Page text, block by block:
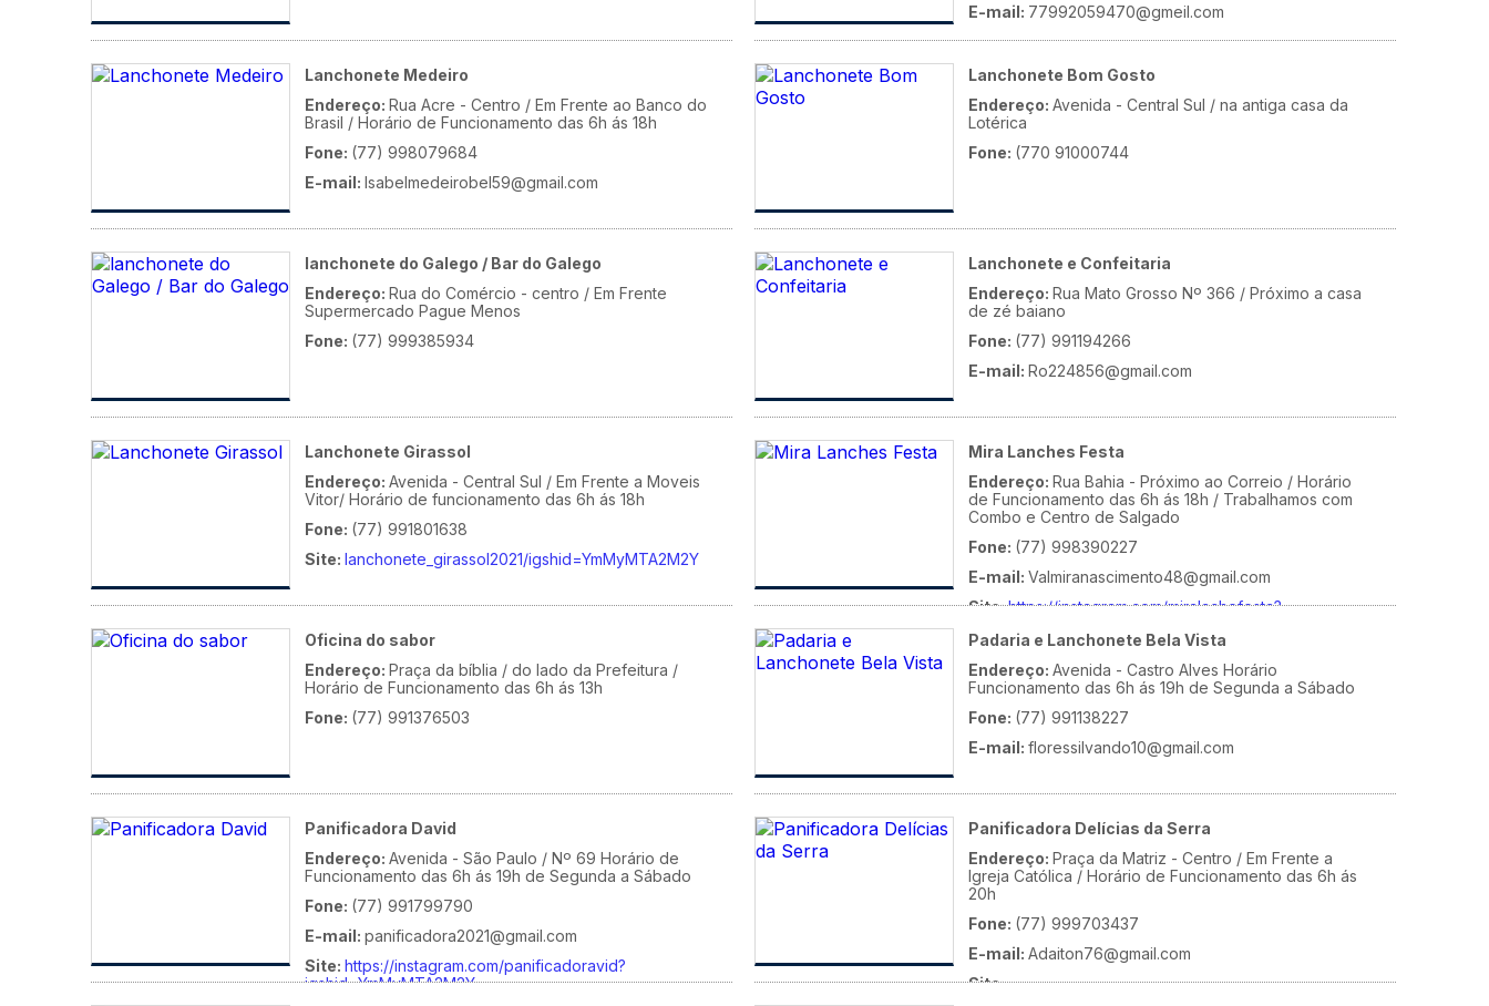
E-mail: 77992059470@gmeil.com
Lanchonete Medeiro
Endereço: Rua Acre - Centro / Em Frente ao Banco do
Brasil / Horário de Funcionamento das 6h ás 18h
Fone: (77) 998079684
E-mail: Isabelmedeirobel59@gmail.com
Lanchonete Bom Gosto
Endereço: Avenida - Central Sul / na antiga casa da
Lotérica
Fone: (770 91000744
lanchonete do Galego / Bar do Galego
Endereço: Rua do Comércio - centro / Em Frente
Supermercado Pague Menos
Fone: (77) 999385934
Lanchonete e Confeitaria
Endereço: Rua Mato Grosso Nº 366 / Próximo a casa
de zé baiano
Fone: (77) 991194266
E-mail: Ro224856@gmail.com
Lanchonete Girassol
Endereço: Avenida - Central Sul / Em Frente a Moveis
Vitor/ Horário de funcionamento das 6h ás 18h
Fone: (77) 991801638
Site: lanchonete_girassol2021/igshid=YmMyMTA2M2Y
Mira Lanches Festa
Endereço: Rua Bahia - Próximo ao Correio / Horário
de Funcionamento das 6h ás 18h / Trabalhamos com
Combo e Centro de Salgado
Fone: (77) 998390227
E-mail: Valmiranascimento48@gmail.com
Site:https://instagram.com/miralachefesta?
Oficina do sabor
Endereço: Praça da bíblia / do lado da Prefeitura /
Horário de Funcionamento das 6h ás 13h
Fone: (77) 991376503
Padaria e Lanchonete Bela Vista
Endereço: Avenida - Castro Alves Horário
Funcionamento das 6h ás 19h de Segunda a Sábado
Fone: (77) 991138227
E-mail: floressilvando10@gmail.com
Panificadora David
Endereço: Avenida - São Paulo / Nº 69 Horário de
Funcionamento das 6h ás 19h de Segunda a Sábado
Fone: (77) 991799790
E-mail: panificadora2021@gmail.com
Site: https://instagram.com/panificadoravid?
igshid=YmMyMTA2M2Y=
Panificadora Delícias da Serra
Endereço: Praça da Matriz - Centro / Em Frente a
Igreja Católica / Horário de Funcionamento das 6h ás
20h
Fone: (77) 999703437
E-mail: Adaiton76@gmail.com
Site: